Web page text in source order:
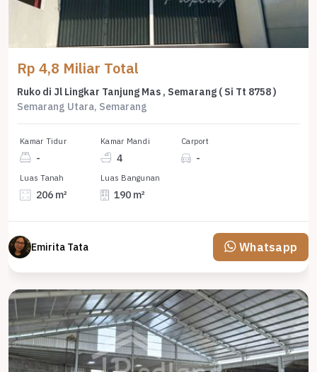
Rp 4,8 Miliar Total
Ruko di Jl Lingkar Tanjung Mas , Semarang ( Si Tt 8758 )
Semarang Utara, Semarang
Kamar Tidur
-
Kamar Mandi
4
Carport
-
Luas Tanah
206 m²
Luas Bangunan
190 m²
Emirita Tata Whatsapp